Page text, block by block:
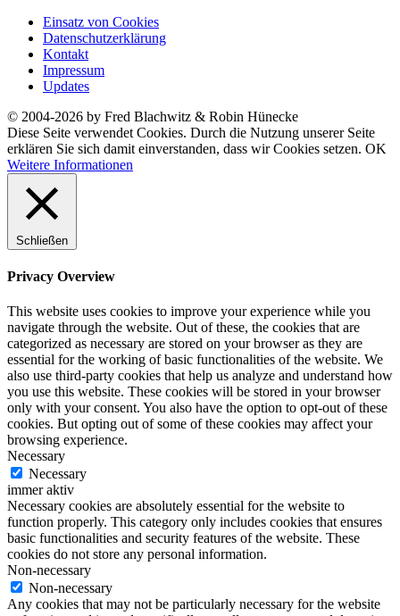
Einsatz von Cookies
Datenschutzerklärung
Kontakt
Impressum
Updates
© 2004-2026 by Fred Blachwitz & Robin Hünecke
Diese Seite verwendet Cookies. Durch die Nutzung unserer Seite
erklären Sie sich damit einverstanden, dass wir Cookies setzen. OK
Weitere Informationen
Schließen
Privacy Overview
This website uses cookies to improve your experience while you
navigate through the website. Out of these, the cookies that are
categorized as necessary are stored on your browser as they are
essential for the working of basic functionalities of the website. We
also use third-party cookies that help us analyze and understand how
you use this website. These cookies will be stored in your browser
only with your consent. You also have the option to opt-out of these
cookies. But opting out of some of these cookies may affect your
browsing experience.
Necessary
Necessary
immer aktiv
Necessary cookies are absolutely essential for the website to
function properly. This category only includes cookies that ensures
basic functionalities and security features of the website. These
cookies do not store any personal information.
Non-necessary
Non-necessary
Any cookies that may not be particularly necessary for the website